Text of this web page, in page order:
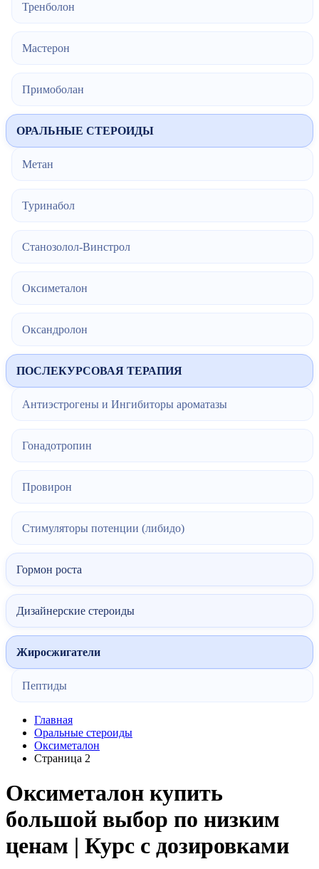
Тренболон
Мастерон
Примоболан
ОРАЛЬНЫЕ СТЕРОИДЫ
Метан
Туринабол
Станозолол-Винстрол
Оксиметалон
Оксандролон
ПОСЛЕКУРСОВАЯ ТЕРАПИЯ
Антиэстрогены и Ингибиторы ароматазы
Гонадотропин
Провирон
Стимуляторы потенции (либидо)
Гормон роста
Дизайнерские стероиды
Жиросжигатели
Пептиды
Главная
Оральные стероиды
Оксиметалон
Страница 2
Оксиметалон купить
большой выбор по низким
ценам | Курс с дозировками